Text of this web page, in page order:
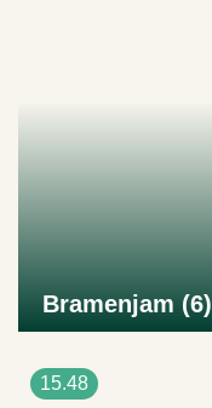
Bramenjam (6)
15.48